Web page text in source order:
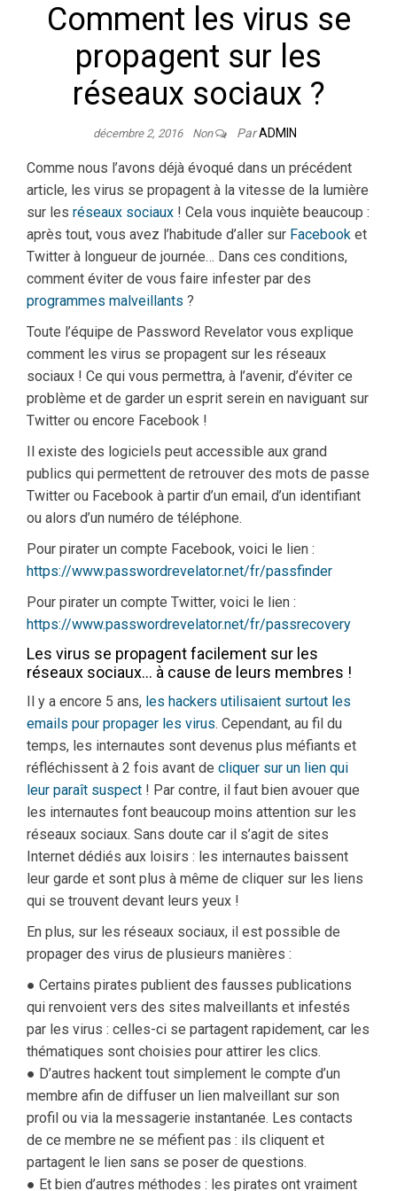
Comment les virus se
propagent sur les
réseaux sociaux ?
décembre 2, 2016 Non ParADMIN
Comme nous l’avons déjà évoqué dans un précédent
article, les virus se propagent à la vitesse de la lumière
sur les réseaux sociaux ! Cela vous inquiète beaucoup :
après tout, vous avez l’habitude d’aller sur Facebook et
Twitter à longueur de journée… Dans ces conditions,
comment éviter de vous faire infester par des
programmes malveillants ?
Toute l’équipe de Password Revelator vous explique
comment les virus se propagent sur les réseaux
sociaux ! Ce qui vous permettra, à l’avenir, d’éviter ce
problème et de garder un esprit serein en naviguant sur
Twitter ou encore Facebook !
Il existe des logiciels peut accessible aux grand
publics qui permettent de retrouver des mots de passe
Twitter ou Facebook à partir d’un email, d’un identifiant
ou alors d’un numéro de téléphone.
Pour pirater un compte Facebook, voici le lien :
https://www.passwordrevelator.net/fr/passfinder
Pour pirater un compte Twitter, voici le lien :
https://www.passwordrevelator.net/fr/passrecovery
Les virus se propagent facilement sur les
réseaux sociaux… à cause de leurs membres !
Il y a encore 5 ans, les hackers utilisaient surtout les
emails pour propager les virus. Cependant, au fil du
temps, les internautes sont devenus plus méfiants et
réfléchissent à 2 fois avant de cliquer sur un lien qui
leur paraît suspect ! Par contre, il faut bien avouer que
les internautes font beaucoup moins attention sur les
réseaux sociaux. Sans doute car il s’agit de sites
Internet dédiés aux loisirs : les internautes baissent
leur garde et sont plus à même de cliquer sur les liens
qui se trouvent devant leurs yeux !
En plus, sur les réseaux sociaux, il est possible de
propager des virus de plusieurs manières :
● Certains pirates publient des fausses publications
qui renvoient vers des sites malveillants et infestés
par les virus : celles-ci se partagent rapidement, car les
thématiques sont choisies pour attirer les clics.
● D’autres hackent tout simplement le compte d’un
membre afin de diffuser un lien malveillant sur son
profil ou via la messagerie instantanée. Les contacts
de ce membre ne se méfient pas : ils cliquent et
partagent le lien sans se poser de questions.
● Et bien d’autres méthodes : les pirates ont vraiment